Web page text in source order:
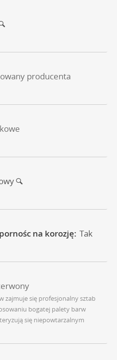
producenta
na korozję: Tak
zajmuje się profesjonalny sztab
bogatej palety barw
się niepowtarzalnym